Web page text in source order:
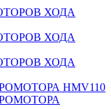
ХОДА
ХОДА
ХОДА
HMV110